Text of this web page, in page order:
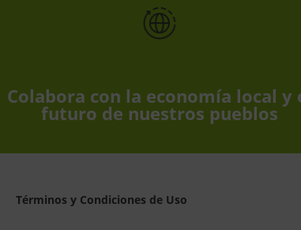
Colabora con la economía local y
futuro de nuestros pueblos
Términos y Condiciones de Uso